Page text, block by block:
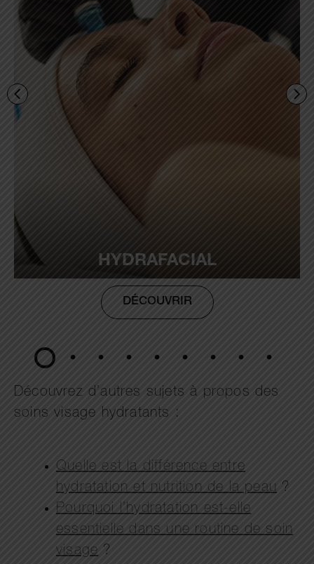
HYDRAFACIAL
DÉCOUVRIR
Découvrez d’autres sujets à propos des
soins visage hydratants :
Quelle est la différence entre
hydratation et nutrition de la peau ?
Pourquoi l’hydratation est-elle
essentielle dans une routine de soin
visage ?